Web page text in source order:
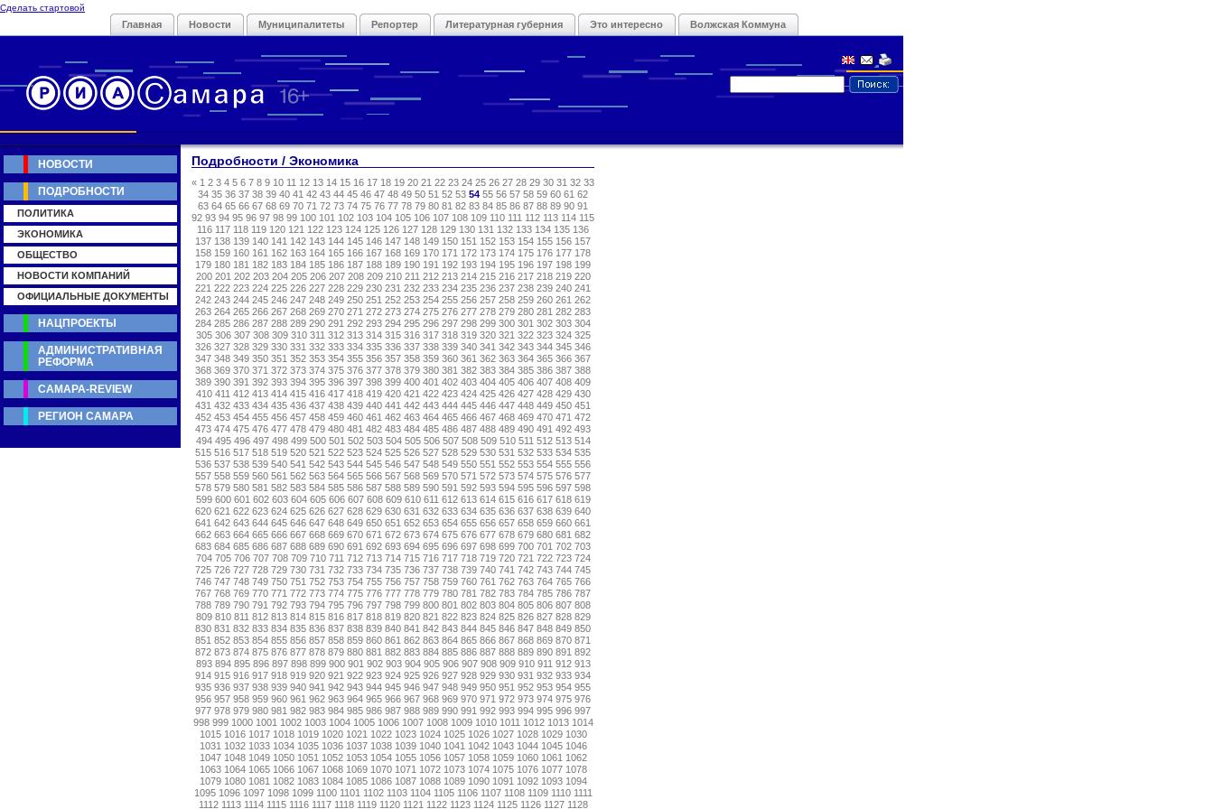
Сделать стартовой
Главная Новости Муниципалитеты Репортер Литературная губерния Это интересно Волжская Коммуна
Подробности / Экономика
« 1 2 3 4 5 6 7 8 9 10 11 12 13 14 15 16 17 18 19 20 21 22 23 24 25 26 27 28 29 30 31 32 33
34 35 36 37 38 39 40 41 42 43 44 45 46 47 48 49 50 51 52 53 54 55 56 57 58 59 60 61 62
63 64 65 66 67 68 69 70 71 72 73 74 75 76 77 78 79 80 81 82 83 84 85 86 87 88 89 90 91
92 93 94 95 96 97 98 99 100 101 102 103 104 105 106 107 108 109 110 111 112 113 114 115
116 117 118 119 120 121 122 123 124 125 126 127 128 129 130 131 132 133 134 135 136
137 138 139 140 141 142 143 144 145 146 147 148 149 150 151 152 153 154 155 156 157
158 159 160 161 162 163 164 165 166 167 168 169 170 171 172 173 174 175 176 177 178
179 180 181 182 183 184 185 186 187 188 189 190 191 192 193 194 195 196 197 198 199
200 201 202 203 204 205 206 207 208 209 210 211 212 213 214 215 216 217 218 219 220
221 222 223 224 225 226 227 228 229 230 231 232 233 234 235 236 237 238 239 240 241
242 243 244 245 246 247 248 249 250 251 252 253 254 255 256 257 258 259 260 261 262
263 264 265 266 267 268 269 270 271 272 273 274 275 276 277 278 279 280 281 282 283
284 285 286 287 288 289 290 291 292 293 294 295 296 297 298 299 300 301 302 303 304
305 306 307 308 309 310 311 312 313 314 315 316 317 318 319 320 321 322 323 324 325
326 327 328 329 330 331 332 333 334 335 336 337 338 339 340 341 342 343 344 345 346
347 348 349 350 351 352 353 354 355 356 357 358 359 360 361 362 363 364 365 366 367
368 369 370 371 372 373 374 375 376 377 378 379 380 381 382 383 384 385 386 387 388
389 390 391 392 393 394 395 396 397 398 399 400 401 402 403 404 405 406 407 408 409
410 411 412 413 414 415 416 417 418 419 420 421 422 423 424 425 426 427 428 429 430
431 432 433 434 435 436 437 438 439 440 441 442 443 444 445 446 447 448 449 450 451
452 453 454 455 456 457 458 459 460 461 462 463 464 465 466 467 468 469 470 471 472
473 474 475 476 477 478 479 480 481 482 483 484 485 486 487 488 489 490 491 492 493
494 495 496 497 498 499 500 501 502 503 504 505 506 507 508 509 510 511 512 513 514
515 516 517 518 519 520 521 522 523 524 525 526 527 528 529 530 531 532 533 534 535
536 537 538 539 540 541 542 543 544 545 546 547 548 549 550 551 552 553 554 555 556
557 558 559 560 561 562 563 564 565 566 567 568 569 570 571 572 573 574 575 576 577
578 579 580 581 582 583 584 585 586 587 588 589 590 591 592 593 594 595 596 597 598
599 600 601 602 603 604 605 606 607 608 609 610 611 612 613 614 615 616 617 618 619
620 621 622 623 624 625 626 627 628 629 630 631 632 633 634 635 636 637 638 639 640
641 642 643 644 645 646 647 648 649 650 651 652 653 654 655 656 657 658 659 660 661
662 663 664 665 666 667 668 669 670 671 672 673 674 675 676 677 678 679 680 681 682
683 684 685 686 687 688 689 690 691 692 693 694 695 696 697 698 699 700 701 702 703
704 705 706 707 708 709 710 711 712 713 714 715 716 717 718 719 720 721 722 723 724
725 726 727 728 729 730 731 732 733 734 735 736 737 738 739 740 741 742 743 744 745
746 747 748 749 750 751 752 753 754 755 756 757 758 759 760 761 762 763 764 765 766
767 768 769 770 771 772 773 774 775 776 777 778 779 780 781 782 783 784 785 786 787
788 789 790 791 792 793 794 795 796 797 798 799 800 801 802 803 804 805 806 807 808
809 810 811 812 813 814 815 816 817 818 819 820 821 822 823 824 825 826 827 828 829
830 831 832 833 834 835 836 837 838 839 840 841 842 843 844 845 846 847 848 849 850
851 852 853 854 855 856 857 858 859 860 861 862 863 864 865 866 867 868 869 870 871
872 873 874 875 876 877 878 879 880 881 882 883 884 885 886 887 888 889 890 891 892
893 894 895 896 897 898 899 900 901 902 903 904 905 906 907 908 909 910 911 912 913
914 915 916 917 918 919 920 921 922 923 924 925 926 927 928 929 930 931 932 933 934
935 936 937 938 939 940 941 942 943 944 945 946 947 948 949 950 951 952 953 954 955
956 957 958 959 960 961 962 963 964 965 966 967 968 969 970 971 972 973 974 975 976
977 978 979 980 981 982 983 984 985 986 987 988 989 990 991 992 993 994 995 996 997
998 999 1000 1001 1002 1003 1004 1005 1006 1007 1008 1009 1010 1011 1012 1013 1014
1015 1016 1017 1018 1019 1020 1021 1022 1023 1024 1025 1026 1027 1028 1029 1030
1031 1032 1033 1034 1035 1036 1037 1038 1039 1040 1041 1042 1043 1044 1045 1046
1047 1048 1049 1050 1051 1052 1053 1054 1055 1056 1057 1058 1059 1060 1061 1062
1063 1064 1065 1066 1067 1068 1069 1070 1071 1072 1073 1074 1075 1076 1077 1078
1079 1080 1081 1082 1083 1084 1085 1086 1087 1088 1089 1090 1091 1092 1093 1094
1095 1096 1097 1098 1099 1100 1101 1102 1103 1104 1105 1106 1107 1108 1109 1110 1111
1112 1113 1114 1115 1116 1117 1118 1119 1120 1121 1122 1123 1124 1125 1126 1127 1128
НОВОСТИ
ПОДРОБНОСТИ
ПОЛИТИКА
ЭКОНОМИКА
ОБЩЕСТВО
НОВОСТИ КОМПАНИЙ
ОФИЦИАЛЬНЫЕ ДОКУМЕНТЫ
НАЦПРОЕКТЫ
АДМИНИСТРАТИВНАЯ
РЕФОРМА
САМАРА-REVIEW
РЕГИОН САМАРА